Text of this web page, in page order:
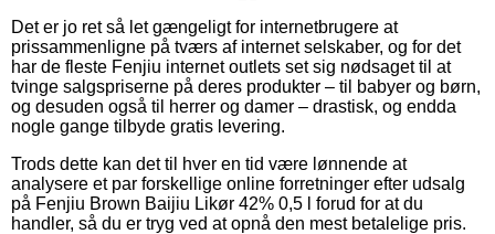
Det er jo ret så let gængeligt for internetbrugere at
prissammenligne på tværs af internet selskaber, og for det
har de fleste Fenjiu internet outlets set sig nødsaget til at
tvinge salgspriserne på deres produkter – til babyer og børn,
og desuden også til herrer og damer – drastisk, og endda
nogle gange tilbyde gratis levering.
Trods dette kan det til hver en tid være lønnende at
analysere et par forskellige online forretninger efter udsalg
på Fenjiu Brown Baijiu Likør 42% 0,5 l forud for at du
handler, så du er tryg ved at opnå den mest betalelige pris.